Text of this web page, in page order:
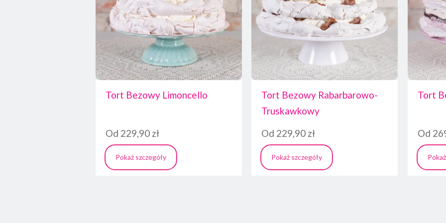
Tort Bezowy Limoncello
Od 229,90 zł
Pokaż szczegóły
Tort Bezowy Rabarbarowo-
Truskawkowy
Od 229,90 zł
Pokaż szczegóły
Tort
Od